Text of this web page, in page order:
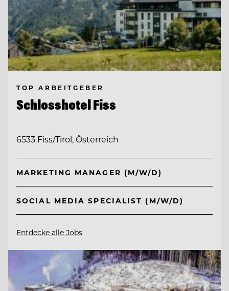
TOP ARBEITGEBER
Schlosshotel Fiss
6533 Fiss/Tirol, Österreich
MARKETING MANAGER (M/W/D)
SOCIAL MEDIA SPECIALIST (M/W/D)
Entdecke alle Jobs